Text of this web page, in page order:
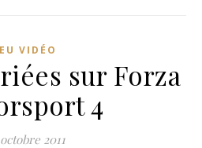
VIDÉO
sur Forza
4
2011